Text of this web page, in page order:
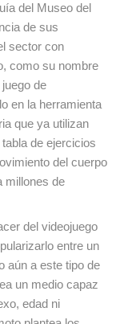
del Museo del
de sus
sector con
como su nombre
de
en la herramienta
que ya utilizan
de ejercicios
del cuerpo
millones de
del videojuego
entre un
aún a este tipo de
un medio capaz
edad ni